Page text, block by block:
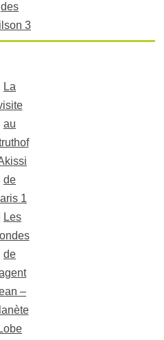
des
3
La
au
de
1
Les
de
–
Lobe